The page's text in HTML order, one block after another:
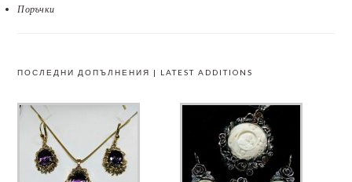
Поръчки
ПОСЛЕДНИ ДОПЪЛНЕНИЯ | LATEST ADDITIONS